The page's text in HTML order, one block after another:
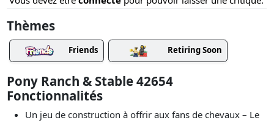
Thèmes
Friends Retiring Soon
Pony Ranch & Stable 42654
Fonctionnalités
Un jeu de construction à offrir aux fans de chevaux – Le